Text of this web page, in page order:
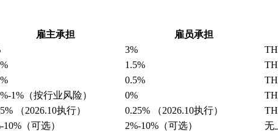
雇主承担 雇员承担
3%
1.5%
0.5%
1%（按行业风险） 0%
（2026.10执行） 0.25% （2026.10执行）
10%（可选） 2%-10%（可选）
无